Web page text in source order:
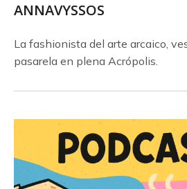
ANNAVYSSOS
La fashionista del arte arcaico,
pasarela en plena Acrópolis.